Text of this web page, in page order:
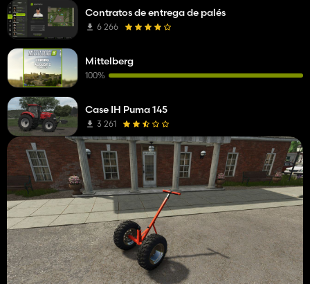
Contratos de entrega de palés
6 266
Mittelberg
100%
Case IH Puma 145
3 261